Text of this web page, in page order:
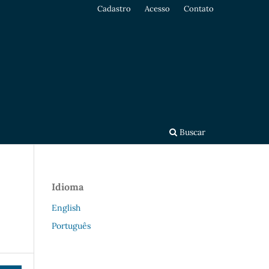
Buscar
Cadastro Acesso Contato
Idioma
English
Português